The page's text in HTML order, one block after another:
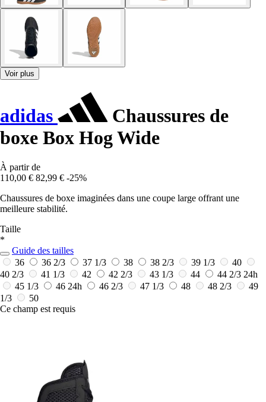
Voir plus
adidas
Chaussures de
boxe Box Hog Wide
À partir de
110,00 € 82,99 € -25%
Chaussures de boxe imaginées dans une coupe large offrant une
meilleure stabilité.
Taille
*
Guide des tailles
36
36 2/3 37 1/3 38 38 2/3 39 1/3
40
40 2/3
41 1/3 42 42 2/3 43 1/3 44 44 2/3 24h
45 1/3
46 24h 46 2/3 47 1/3 48 48 2/3
49
1/3
50
Ce champ est requis